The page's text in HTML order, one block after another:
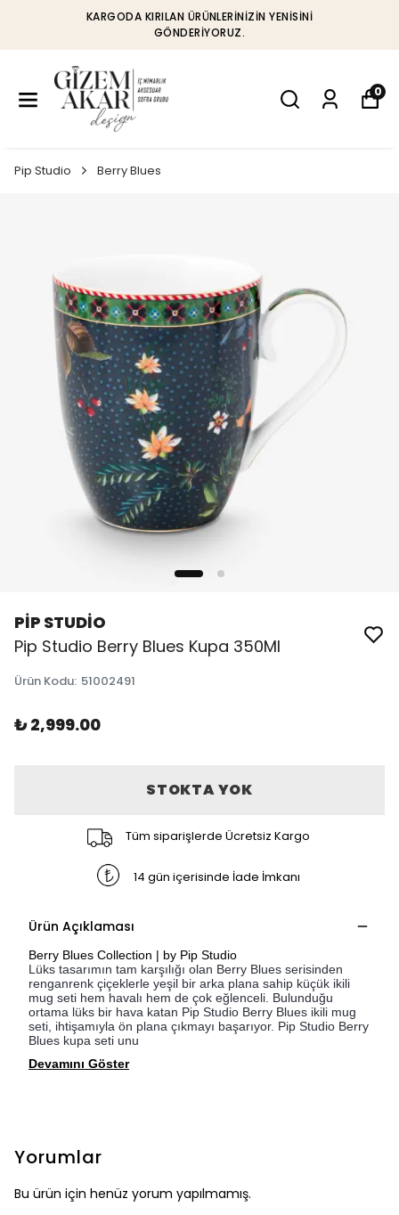
KARGODA KIRILAN ÜRÜNLERINIZIN YENISINI
GÖNDERIYORUZ.
0
Pip Studio Berry Blues
PİP STUDİO
Pip Studio Berry Blues Kupa 350Ml
Ürün Kodu: 51002491
₺ 2,999.00
STOKTA YOK
Tüm siparişlerde Ücretsiz Kargo
14 gün içerisinde İade İmkanı
Ürün Açıklaması
Berry Blues Collection | by Pip Studio
Lüks tasarımın tam karşılığı olan Berry Blues serisinden
renganrenk çiçeklerle yeşil bir arka plana sahip küçük ikili
mug seti hem havalı hem de çok eğlenceli. Bulunduğu
ortama lüks bir hava katan Pip Studio Berry Blues ikili mug
seti, ihtişamıyla ön plana çıkmayı başarıyor. Pip Studio Berry
Blues kupa seti unu
Devamını Göster
Yorumlar
Bu ürün için henüz yorum yapılmamış.